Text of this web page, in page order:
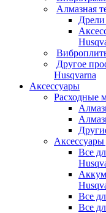
Алмазная
Дрели
Другое
Husqvarna
Аксессуары
Расходные
Аксессуары
Все
Все
Все